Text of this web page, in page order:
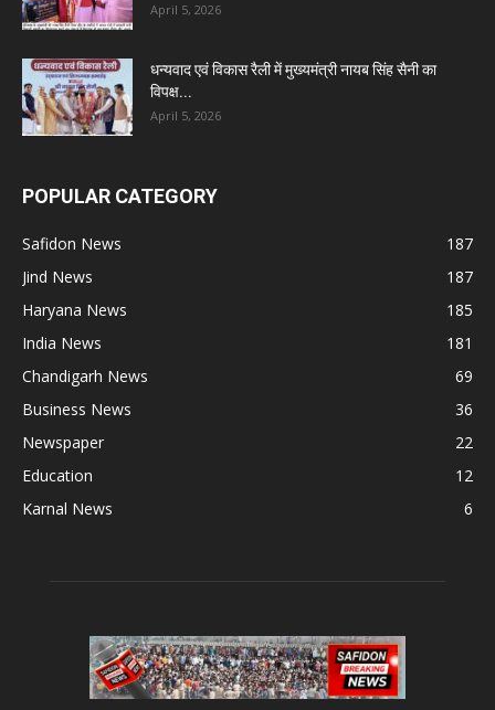
April 5, 2026
धन्यवाद एवं विकास रैली में मुख्यमंत्री नायब सिंह सैनी का
विपक्ष...
April 5, 2026
POPULAR CATEGORY
Safidon News
187
Jind News
187
Haryana News
185
India News
181
Chandigarh News
69
Business News
36
Newspaper
22
Education
12
Karnal News
6